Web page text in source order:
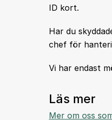
ID kort.
Har du
chef för
Vi har endast
Läs mer
Mer om oss